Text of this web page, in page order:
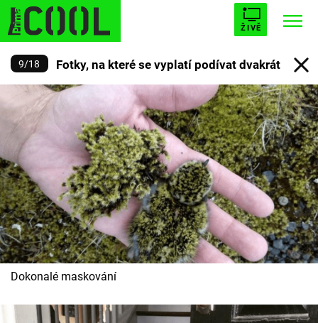
ŽIVĚ
Trendy: STARHOUSE BUFFY, PŘEMOŽITELKA UPÍRŮ
ESCAPE AVENGERS 5
Témata
Filmy
Seriály
9/18 Fotky, na které se vyplatí podívat dvakrát
Dokonalé maskování